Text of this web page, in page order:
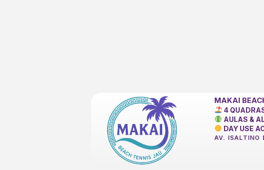
MAKAI
4
AULAS &
DAY USE
AV. ISALTINO